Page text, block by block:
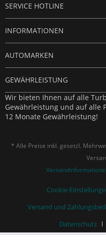
SERVICE HOTLINE
INFORMATIONEN
AUTOMARKEN
GEWÄHRLEISTUNG
Wir bieten Ihnen auf alle
Gewährleistung und auf alle
12 Monate Gewährleistung!
* Alle Preise inkl. gesetzl.
Cookie-
Versand und
Datenschutz